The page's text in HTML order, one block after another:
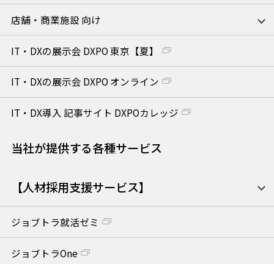
店舗・商業施設 向け
IT・DXの展示会 DXPO 東京【夏】
IT・DXの展示会 DXPO オンライン
IT・DX導入 記事サイト DXPOカレッジ
当社が提供する各種サービス
【人材採用支援サービス】
ジョブトラ就活ゼミ
ジョブトラOne